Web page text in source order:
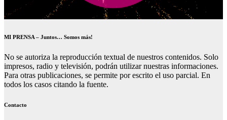
MI PRENSA – Juntos… Somos más!
No se autoriza la reproducción textual de nuestros contenidos. Solo
impresos, radio y televisión, podrán utilizar nuestras informaciones.
Para otras publicaciones, se permite por escrito el uso parcial. En
todos los casos citando la fuente.
Contacto